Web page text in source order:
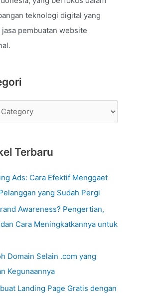
teknologi digital yang
jasa pembuatan website
Terbaru
Ads: Cara Efektif Menggaet
yang Sudah Pergi
Awareness? Pengertian,
Cara Meningkatkannya untuk
Domain Selain .com yang
Kegunaannya
Landing Page Gratis dengan